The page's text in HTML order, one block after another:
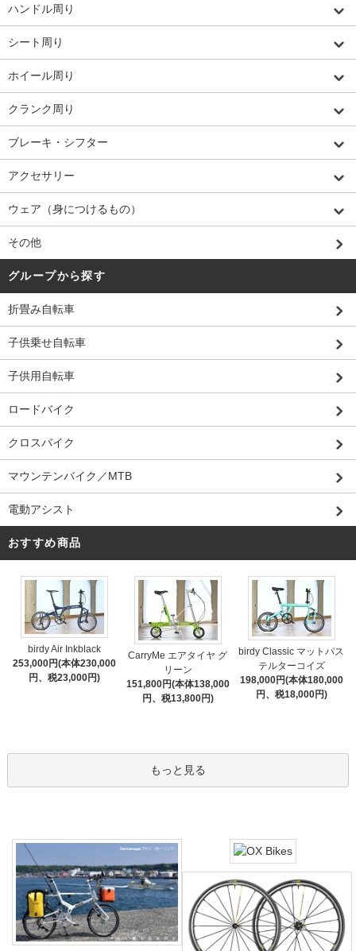
ハンドル周り
シート周り
ホイール周り
クランク周り
ブレーキ・シフター
アクセサリー
ウェア（身につけるもの）
その他
グループから探す
折畳み自転車
子供乗せ自転車
子供用自転車
ロードバイク
クロスバイク
マウンテンバイク／MTB
電動アシスト
おすすめ商品
birdy Air Inkblack
253,000円(本体230,000
円、税23,000円)
CarryMe エアタイヤ グ
リーン
151,800円(本体138,000
円、税13,800円)
birdy Classic マットパス
テルターコイズ
198,000円(本体180,000
円、税18,000円)
もっと見る